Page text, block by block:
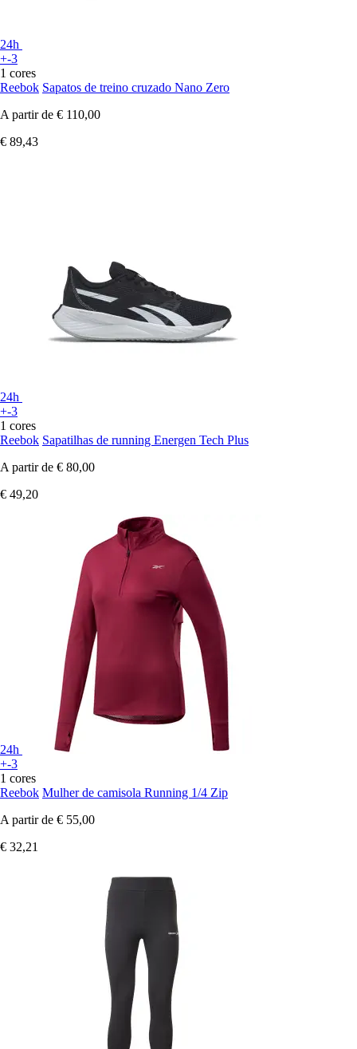
24h
+-3
1 cores
Reebok Sapatos de treino cruzado Nano Zero
A partir de € 110,00
€ 89,43
24h
+-3
1 cores
Reebok Sapatilhas de running Energen Tech Plus
A partir de € 80,00
€ 49,20
24h
+-3
1 cores
Reebok Mulher de camisola Running 1/4 Zip
A partir de € 55,00
€ 32,21